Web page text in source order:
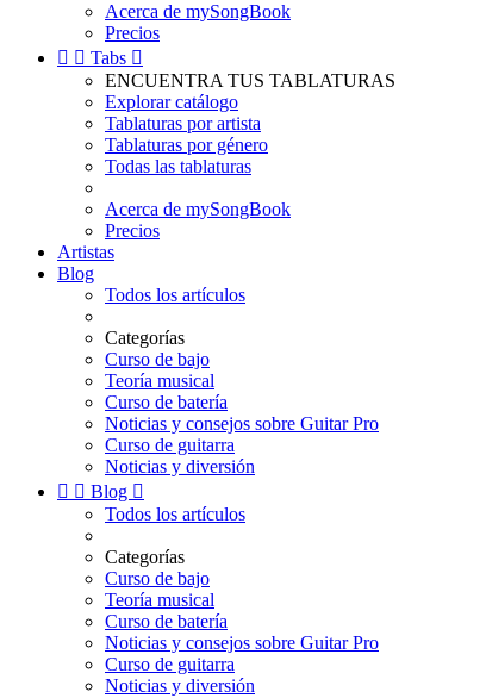
Acerca de mySongBook
Precios
  Tabs 
ENCUENTRA TUS TABLATURAS
Explorar catálogo
Tablaturas por artista
Tablaturas por género
Todas las tablaturas
Acerca de mySongBook
Precios
Artistas
Blog
Todos los artículos
Categorías
Curso de bajo
Teoría musical
Curso de batería
Noticias y consejos sobre Guitar Pro
Curso de guitarra
Noticias y diversión
  Blog 
Todos los artículos
Categorías
Curso de bajo
Teoría musical
Curso de batería
Noticias y consejos sobre Guitar Pro
Curso de guitarra
Noticias y diversión